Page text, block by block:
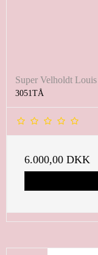
Super Velholdt
3051TÅ
6.000,00 DKK